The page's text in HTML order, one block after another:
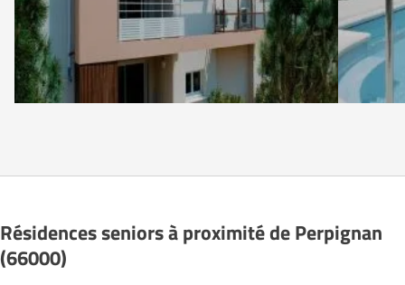
Résidences seniors à proximité de Perpignan
(66000)